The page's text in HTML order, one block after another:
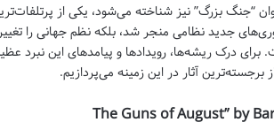
“جنگ بزرگ” نیز شناخته می‌شود، یکی از
جدید نظامی منجر شد، بلکه نظم جهانی را
درک ریشه‌ها، رویدادها و پیامدهای این نبرد
برجسته‌ترین آثار در این زمینه می‌پردازیم.